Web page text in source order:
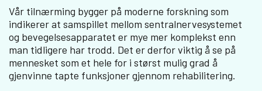
Vår tilnærming bygger på moderne forskning som
indikerer at samspillet mellom sentralnervesystemet
og bevegelsesapparatet er mye mer komplekst enn
man tidligere har trodd. Det er derfor viktig å se på
mennesket som et hele for i størst mulig grad å
gjenvinne tapte funksjoner gjennom rehabilitering.